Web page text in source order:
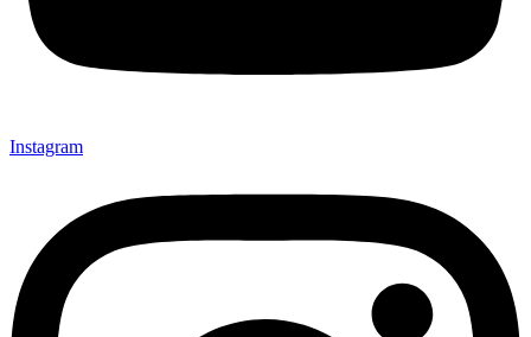
Instagram